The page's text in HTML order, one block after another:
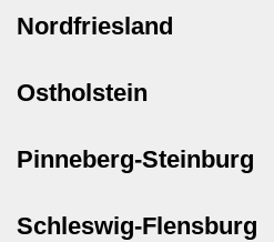
Nordfriesland
Ostholstein
Pinneberg-Steinburg
Schleswig-Flensburg